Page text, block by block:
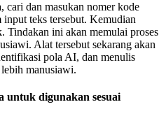
cari dan masukan nomer kode
teks tersebut. Kemudian
Tindakan ini akan memulai proses
Alat tersebut sekarang akan
pola AI, dan menulis
manusiawi.
untuk digunakan sesuai